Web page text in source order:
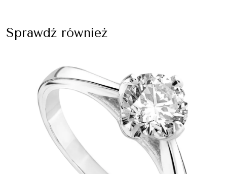
Sprawdź również